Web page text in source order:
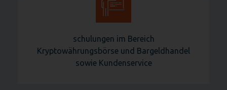
schulungen im Bereich
Kryptowährungsbörse und Bargeldhandel
sowie Kundenservice